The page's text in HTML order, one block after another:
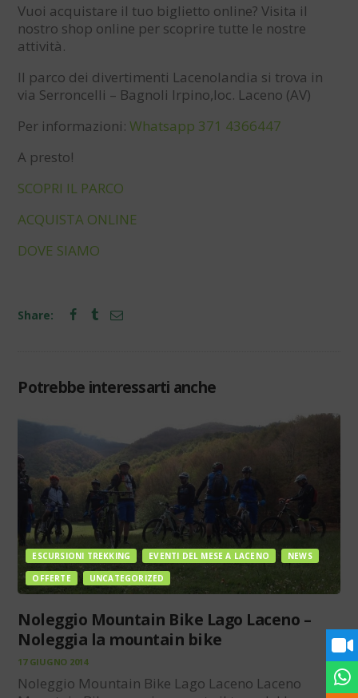
Vuoi acquistare il tuo biglietto online? Visita il
nostro shop online per scoprire tutte le nostre
attività.
Il parco dei divertimenti Lacenolandia si trova in
via Serroncelli – Bagnoli Irpino,loc. Laceno (AV)
Per informazioni:Whatsapp 371 4366447
A presto!
SCOPRI IL PARCO
ACQUISTA ONLINE
DOVE SIAMO
Share:
Potrebbe interessarti anche
ESCURSIONI TREKKING EVENTI DEL MESE A LACENO
NEWS
OFFERTE
UNCATEGORIZED
Noleggio Mountain Bike Lago Laceno –
Noleggia la mountain bike
17 GIUGNO 2014
Noleggio Mountain Bike Lago Laceno Laceno